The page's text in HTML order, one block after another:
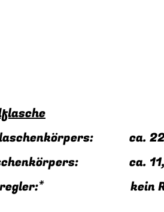
ca.
ca.
kein